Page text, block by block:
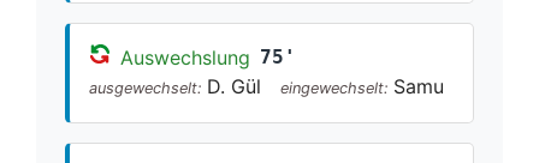
Auswechslung 75'
ausgewechselt: D. Gül eingewechselt: Samu